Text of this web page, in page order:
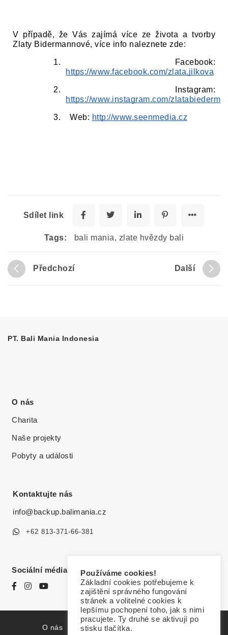
V případě, že Vás zajímá více ze života a tvorby
Zlaty Bidermannové, více info naleznete zde:
https://www.facebook.com/zlata.jilkova
https://www.instagram.com/
3.    Web: http://www.seenmedia.cz
Sdílet link
Tags: bali mania, zlate hvězdy bali
Předchozí Další
PT. Bali Mania Indonesia
O nás
Charita
Naše projekty
Pobyty a události
Kontaktujte nás
info@backup.balimania.cz
+62 813-371-66-381
Sociální média
O nás Zásady ochrany osobních údajů
Používáme cookies!
Základní cookies potřebujeme k
zajištění správného fungování
stránek a volitelné cookies k
lepšímu pochopení toho, jak s nimi
pracujete. Ty druhé se aktivují po
stisku tlačítka.